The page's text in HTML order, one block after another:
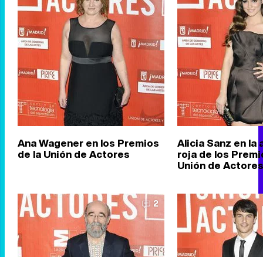
Ana Wagener en los Premios
de la Unión de Actores
Alicia Sanz en la
roja de los
Unión de Actores
2